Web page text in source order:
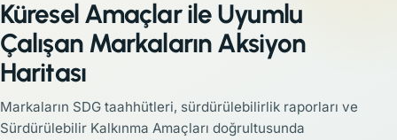
Küresel Amaçlar ile Uyumlu
Çalışan Markaların Aksiyon
Haritası
Markaların SDG taahhütleri, sürdürülebilirlik raporları ve
Sürdürülebilir Kalkınma Amaçları doğrultusunda